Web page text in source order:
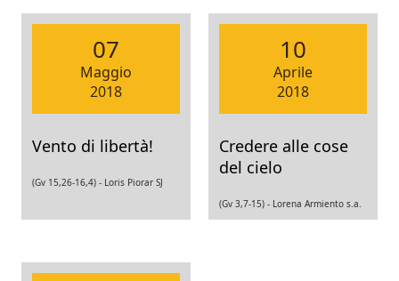
07
Maggio
2018
Vento di libertà!
(Gv 15,26-16,4) - Loris Piorar SJ
10
Aprile
2018
Credere alle cose
del cielo
(Gv 3,7-15) - Lorena Armiento s.a.